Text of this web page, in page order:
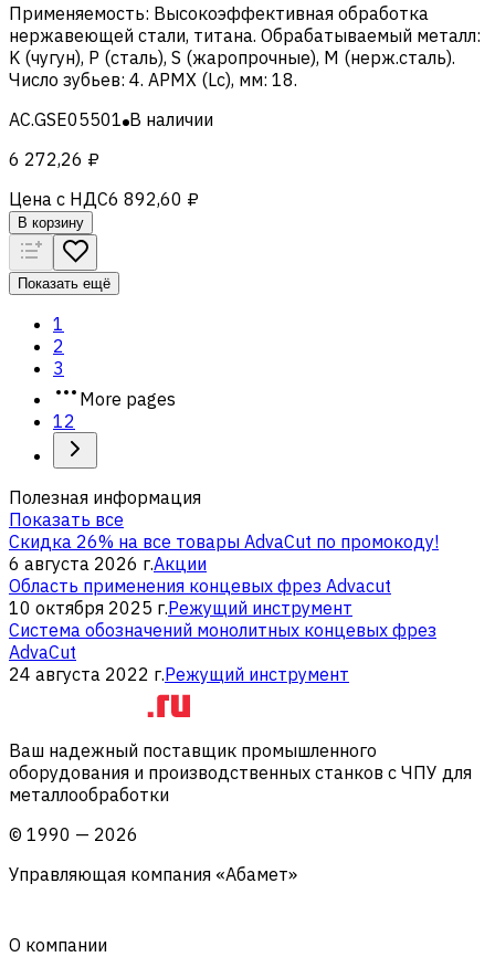
Применяемость: Высокоэффективная обработка
нержавеющей стали, титана. Обрабатываемый металл:
K (чугун), Р (сталь), S (жаропрочные), M (нерж.сталь).
Число зубьев: 4. APMX (Lc), мм: 18.
AC.GSE05501 В наличии
6 272,26 ₽
Цена с НДС6 892,60 ₽
В корзину
Показать ещё
1
2
3
More pages
12
Полезная информация
Показать все
Скидка 26% на все товары AdvaCut по промокоду!
6 августа 2026 г.Акции
Область применения концевых фрез Advacut
10 октября 2025 г.Режущий инструмент
Система обозначений монолитных концевых фрез
AdvaCut
24 августа 2022 г.Режущий инструмент
Ваш надежный поставщик промышленного
оборудования и производственных станков с ЧПУ для
металлообработки
© 1990 — 2026
Управляющая компания «Абамет»
О компании